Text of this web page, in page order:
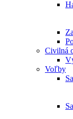
Civilná
Voľby